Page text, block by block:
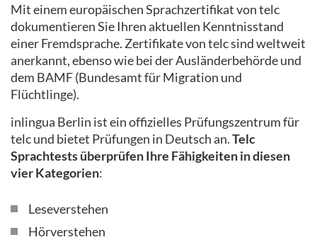
Mit einem europäischen Sprachzertifikat von telc
dokumentieren Sie Ihren aktuellen Kenntnisstand
einer Fremdsprache. Zertifikate von telc sind weltweit
anerkannt, ebenso wie bei der Ausländerbehörde und
dem BAMF (Bundesamt für Migration und
Flüchtlinge).
inlingua Berlin ist ein offizielles Prüfungszentrum für
telc und bietet Prüfungen in Deutsch an.Telc
Sprachtests überprüfen Ihre Fähigkeiten in diesen
vier Kategorien:
Leseverstehen
Hörverstehen